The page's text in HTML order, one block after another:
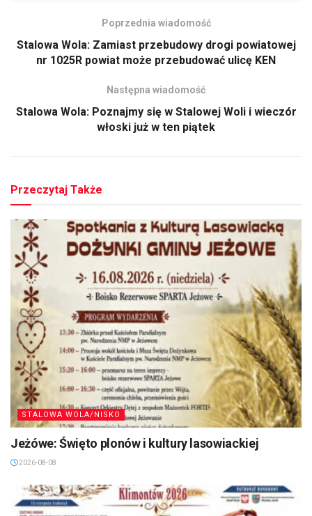
Poprzednia wiadomość
Stalowa Wola: Zamiast przebudowy drogi powiatowej
nr 1025R powiat może przebudować ulicę KEN
Następna wiadomość
Stalowa Wola: Poznajmy się w Stalowej Woli i wieczór
włoski już w ten piątek
Przeczytaj Także
STALOWA WOLA/NISKO
Jeżówe: Święto plonów i kultury lasowiackiej
2026-08-08